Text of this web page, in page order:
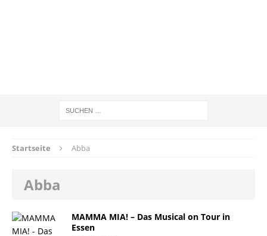
Startseite Abba
Abba
MAMMA MIA! – Das Musical on Tour in
Essen